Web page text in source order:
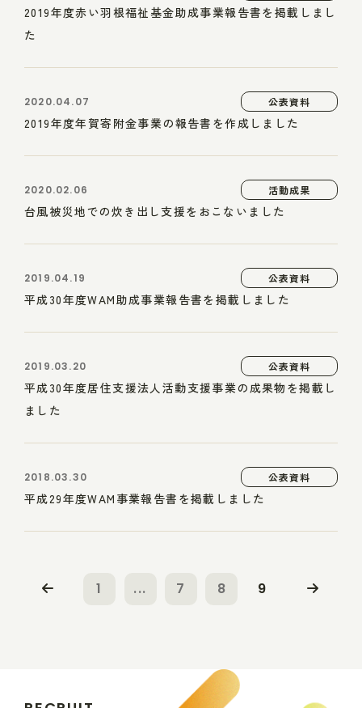
2019年度赤い羽根福祉基金助成事業報告書を掲載しまし
た
2020.04.07 公表資料
2019年度年賀寄附金事業の報告書を作成しました
2020.02.06 活動成果
台風被災地での炊き出し支援をおこないました
2019.04.19 公表資料
平成30年度WAM助成事業報告書を掲載しました
2019.03.20 公表資料
平成30年度居住支援法人活動支援事業の成果物を掲載し
ました
2018.03.30 公表資料
平成29年度WAM事業報告書を掲載しました
1 ... 7 8 9